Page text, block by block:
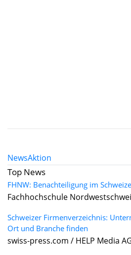
NewsAktion
Top News
FHNW: Benachteiligung im
Fachhochschule
Schweizer Firmenverzeichnis:
Ort und Branche finden
swiss-press.com / HELP Media